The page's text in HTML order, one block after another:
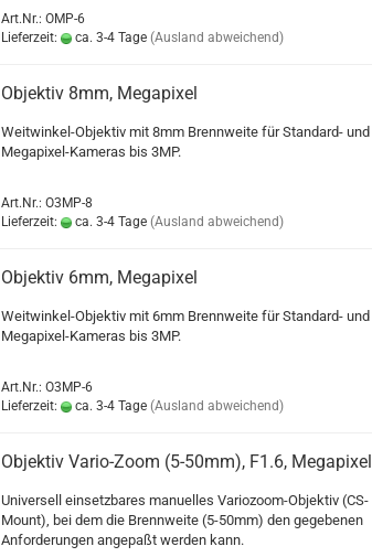
Art.Nr.: OMP-6
Lieferzeit:
ca. 3-4 Tage (Ausland abweichend)
Objektiv 8mm, Megapixel
Weitwinkel-Objektiv mit 8mm Brennweite für Standard- und
Megapixel-Kameras bis 3MP.
Art.Nr.: O3MP-8
Lieferzeit:
ca. 3-4 Tage (Ausland abweichend)
Objektiv 6mm, Megapixel
Weitwinkel-Objektiv mit 6mm Brennweite für Standard- und
Megapixel-Kameras bis 3MP.
Art.Nr.: O3MP-6
Lieferzeit:
ca. 3-4 Tage (Ausland abweichend)
Objektiv Vario-Zoom (5-50mm), F1.6, Megapixel
Universell einsetzbares manuelles Variozoom-Objektiv (CS-
Mount), bei dem die Brennweite (5-50mm) den gegebenen
Anforderungen angepaßt werden kann.